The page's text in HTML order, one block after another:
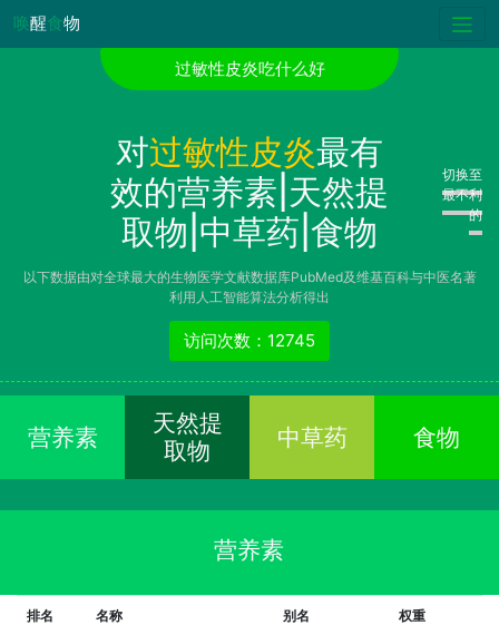
唤醒食物
过敏性皮炎吃什么好
对过敏性皮炎最有
效的营养素|天然提
取物|中草药|食物
切换至
最不利
的
以下数据由对全球最大的生物医学文献数据库PubMed及维基百科与中医名著
利用人工智能算法分析得出
访问次数：12745
营养素
天然提
取物
中草药 食物
营养素
排名 名称 别名 权重